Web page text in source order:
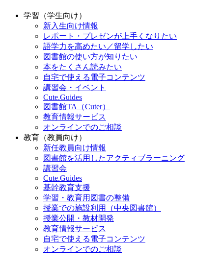
学習（学生向け）
新入生向け情報
レポート・プレゼンが上手くなりたい
語学力を高めたい／留学したい
図書館の使い方が知りたい
本をたくさん読みたい
自宅で使える電子コンテンツ
講習会・イベント
Cute.Guides
図書館TA（Cuter）
教育情報サービス
オンラインでのご相談
教育（教員向け）
新任教員向け情報
図書館を活用したアクティブラーニング
講習会
Cute.Guides
基幹教育支援
学習・教育用図書の整備
授業での施設利用（中央図書館）
授業公開・教材開発
教育情報サービス
自宅で使える電子コンテンツ
オンラインでのご相談